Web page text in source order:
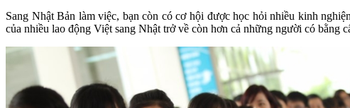
Sang Nhật Bản làm việc, bạn còn có cơ hội được học hỏi nhiều kinh
của nhiều lao động Việt sang Nhật trở về còn hơn cả những người có bằng